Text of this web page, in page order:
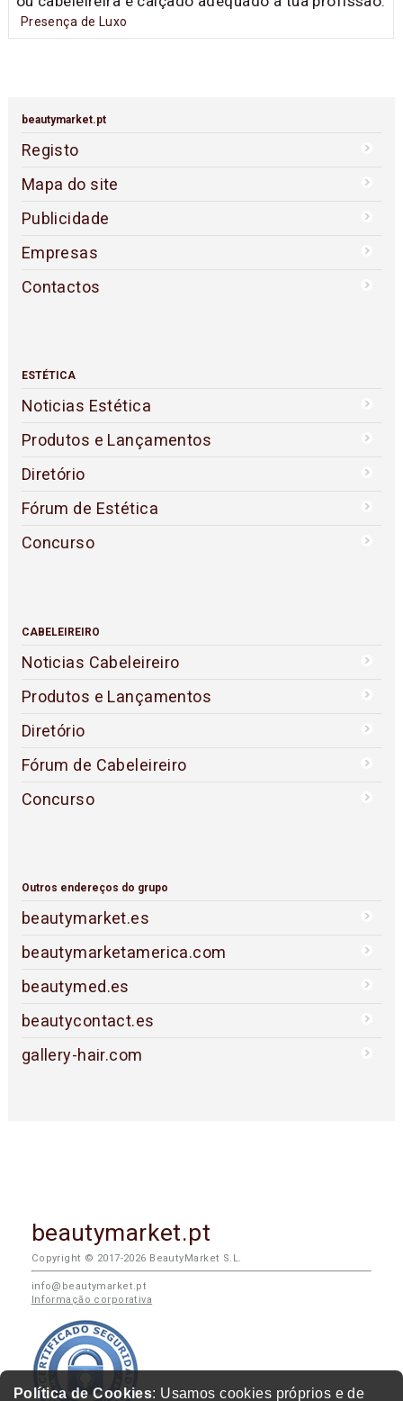
Política de Cookies: Usamos cookies próprios e de
Presença de Luxo
beautymarket.pt
Registo
Mapa do site
Publicidade
Empresas
Contactos
ESTÉTICA
Noticias Estética
Produtos e Lançamentos
Diretório
Fórum de Estética
Concurso
CABELEIREIRO
Noticias Cabeleireiro
Produtos e Lançamentos
Diretório
Fórum de Cabeleireiro
Concurso
Outros endereços do grupo
beautymarket.es
beautymarketamerica.com
beautymed.es
beautycontact.es
gallery-hair.com
beautymarket.pt
Copyright © 2017-2026 BeautyMarket S.L.
info@beautymarket.pt
Informação corporativa